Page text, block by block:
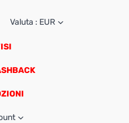
Valuta : EUR